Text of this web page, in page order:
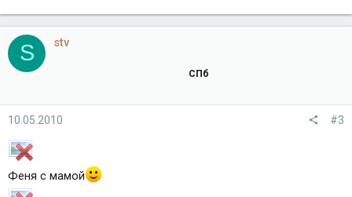
S stv
СПб
10.05.2010 #3
Феня с мамой